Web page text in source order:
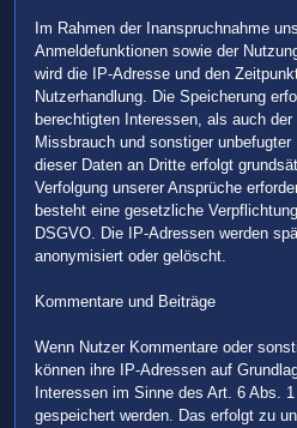
Im Rahmen der Inanspruchnahme
Anmeldefunktionen sowie der
wird die IP-Adresse und den
Nutzerhandlung. Die Speicherung
berechtigten Interessen, als auch
Missbrauch und sonstiger
dieser Daten an Dritte erfolgt
Verfolgung unserer Ansprüche
besteht eine gesetzliche
DSGVO. Die IP-Adressen werden
anonymisiert oder gelöscht.
Kommentare und Beiträge
Wenn Nutzer Kommentare oder
können ihre IP-Adressen auf
Interessen im Sinne des Art. 6 Abs.
gespeichert werden. Das erfolgt zu